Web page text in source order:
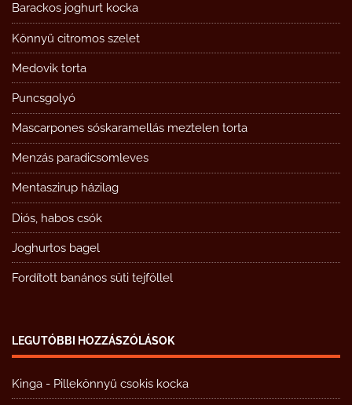
Barackos joghurt kocka
Könnyű citromos szelet
Medovik torta
Puncsgolyó
Mascarpones sóskaramellás meztelen torta
Menzás paradicsomleves
Mentaszirup házilag
Diós, habos csók
Joghurtos bagel
Fordított banános süti tejföllel
LEGUTÓBBI HOZZÁSZÓLÁSOK
Kinga - Pillekönnyű csokis kocka